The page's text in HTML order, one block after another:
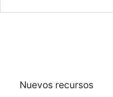
Nuevos recursos